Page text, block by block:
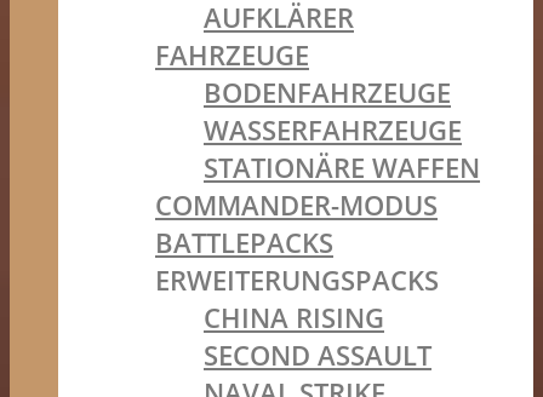
AUFKLÄRER
FAHRZEUGE
BODENFAHRZEUGE
WASSERFAHRZEUGE
STATIONÄRE WAFFEN
COMMANDER-MODUS
BATTLEPACKS
ERWEITERUNGSPACKS
CHINA RISING
SECOND ASSAULT